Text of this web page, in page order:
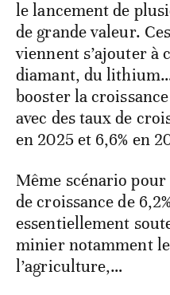
le lancement de
de grande valeur.
viennent s’ajouter à
diamant, du
booster la
avec des taux de
en 2025 et 6,6% en
Même scénario
de croissance de
essentiellement
minier notamment
l’agriculture,…